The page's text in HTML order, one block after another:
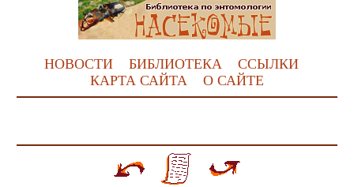
НОВОСТИ БИБЛИОТЕКА
ССЫЛКИ
КАРТА САЙТА
О САЙТЕ